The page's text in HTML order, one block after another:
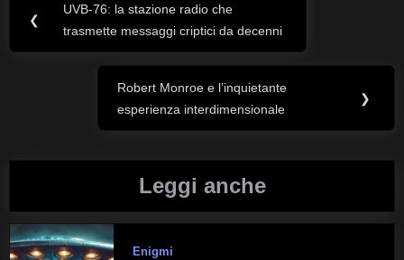
Navigazione
articoli
❮
Previous
Post:
UVB-76: la stazione radio che
trasmette messaggi criptici da decenni
Next
Post:
Robert Monroe e l’inquietante
esperienza interdimensionale
❯
Leggi anche
Enigmi